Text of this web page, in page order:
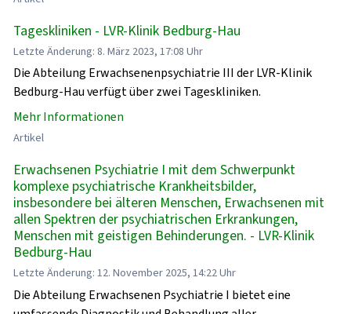
Tageskliniken - LVR-Klinik Bedburg-Hau
Letzte Änderung: 8. März 2023, 17:08 Uhr
Die Abteilung Erwachsenenpsychiatrie III der LVR-Klinik
Bedburg-Hau verfügt über zwei Tageskliniken.
Mehr Informationen
Artikel
Erwachsenen Psychiatrie I mit dem Schwerpunkt
komplexe psychiatrische Krankheitsbilder,
insbesondere bei älteren Menschen, Erwachsenen mit
allen Spektren der psychiatrischen Erkrankungen,
Menschen mit geistigen Behinderungen. - LVR-Klinik
Bedburg-Hau
Letzte Änderung: 12. November 2025, 14:22 Uhr
Die Abteilung Erwachsenen Psychiatrie I bietet eine